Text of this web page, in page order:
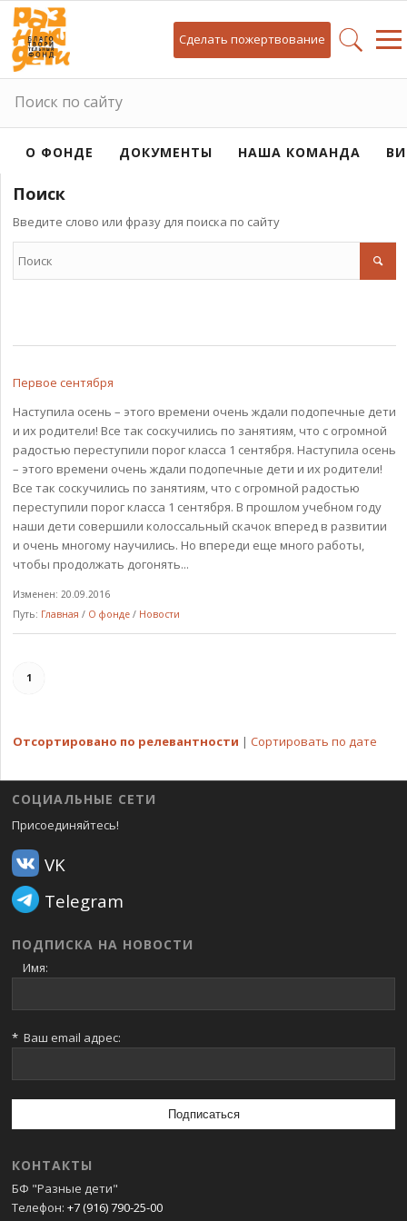
Сделать пожертвование
Поиск по сайту
О ФОНДЕ ДОКУМЕНТЫ НАША КОМАНДА
Поиск
Введите слово или фразу для поиска по сайту
Первое сентября
Наступила осень – этого времени очень ждали подопечные дети
и их родители! Все так соскучились по занятиям, что с огромной
радостью переступили порог класса 1 сентября. Наступила осень
– этого времени очень ждали подопечные дети и их родители!
Все так соскучились по занятиям, что с огромной радостью
переступили порог класса 1 сентября. В прошлом учебном году
наши дети совершили колоссальный скачок вперед в развитии
и очень многому научились. Но впереди еще много работы,
чтобы продолжать догонять...
Изменен: 20.09.2016
Путь: Главная / О фонде / Новости
1
Отсортировано по релевантности | Сортировать по дате
СОЦИАЛЬНЫЕ СЕТИ
Присоединяйтесь!
VK
Telegram
ПОДПИСКА НА НОВОСТИ
Имя:
* Ваш email адрес:
КОНТАКТЫ
БФ "Разные дети"
Телефон: +7 (916) 790-25-00